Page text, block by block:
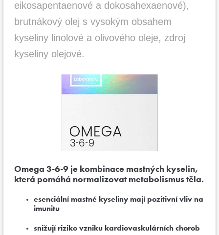
eikosapentaenové a dokosahexaenové),
brutnákový olej s vysokým obsahem
kyseliny linolové a olivového oleje, zdroj
kyseliny olejové.
Omega 3-6-9 je kombinace mastných kyselin,
která pomáhá normalizovat metabolismus těla.
esenciální mastné kyseliny mají pozitivní vliv na
imunitu
snižují riziko vzniku kardiovaskulárních chorob